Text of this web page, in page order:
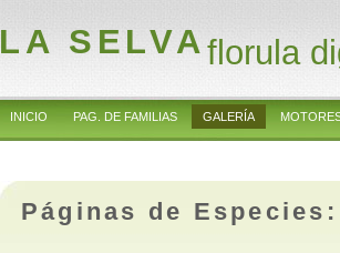
LA SELVAflorula
INICIO PAG. DE FAMILIAS GALERÍA
Páginas de